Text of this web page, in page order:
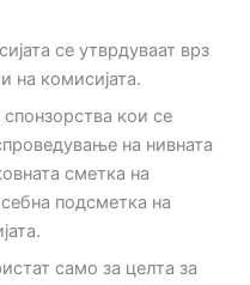
се утврдуваат врз
на комисијата.
кои се
на нивната
сметка на
подсметка на
само за целта за